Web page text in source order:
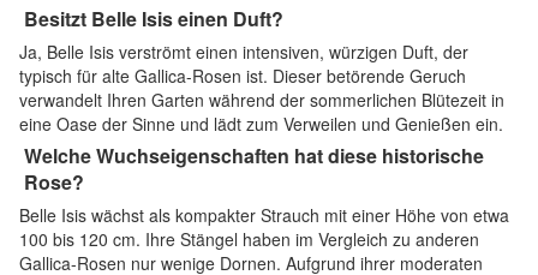
Besitzt Belle Isis einen Duft?
Ja, Belle Isis verströmt einen intensiven, würzigen Duft, der
typisch für alte Gallica-Rosen ist. Dieser betörende Geruch
verwandelt Ihren Garten während der sommerlichen Blütezeit in
eine Oase der Sinne und lädt zum Verweilen und Genießen ein.
Welche Wuchseigenschaften hat diese historische
Rose?
Belle Isis wächst als kompakter Strauch mit einer Höhe von etwa
100 bis 120 cm. Ihre Stängel haben im Vergleich zu anderen
Gallica-Rosen nur wenige Dornen. Aufgrund ihrer moderaten